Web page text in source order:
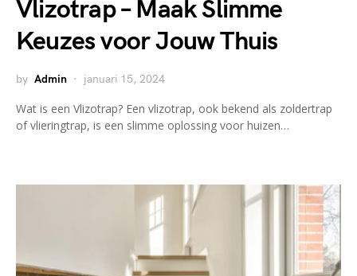
Vlizotrap – Maak Slimme
Keuzes voor Jouw Thuis
by Admin januari 15, 2024
Wat is een Vlizotrap? Een vlizotrap, ook bekend als zoldertrap
of vlieringtrap, is een slimme oplossing voor huizen…